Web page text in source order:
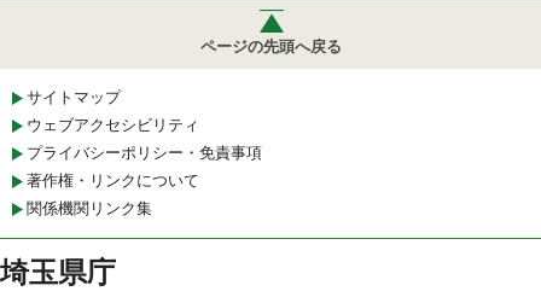
ページの先頭へ戻る
サイトマップ
ウェブアクセシビリティ
プライバシーポリシー・免責事項
著作権・リンクについて
関係機関リンク集
埼玉県庁